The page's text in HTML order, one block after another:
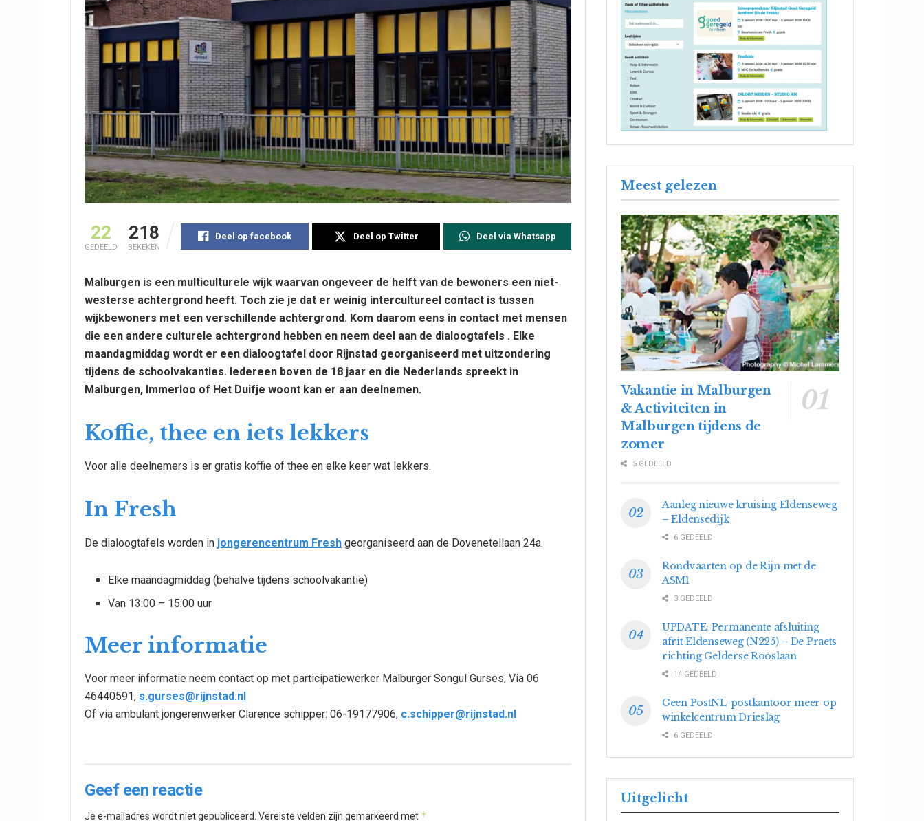
22
GEDEELD
218
BEKEKEN
Deel op facebook Deel op Twitter Deel via Whatsapp
Malburgen is een multiculturele wijk waarvan ongeveer de helft van de bewoners een niet-
westerse achtergrond heeft. Toch zie je dat er weinig intercultureel contact is tussen
wijkbewoners met een verschillende achtergrond. Kom daarom eens in contact met mensen
die een andere culturele achtergrond hebben en neem deel aan de dialoogtafels . Elke
maandagmiddag wordt er een dialoogtafel door Rijnstad georganiseerd met uitzondering
tijdens de schoolvakanties. Iedereen boven de 18 jaar en die Nederlands spreekt in
Malburgen, Immerloo of Het Duifje woont kan er aan deelnemen.
Koffie, thee en iets lekkers
Voor alle deelnemers is er gratis koffie of thee en elke keer wat lekkers.
In Fresh
De dialoogtafels worden in jongerencentrum Fresh georganiseerd aan de Dovenetellaan 24a.
Elke maandagmiddag (behalve tijdens schoolvakantie)
Van 13:00 – 15:00 uur
Meer informatie
Voor meer informatie neem contact op met participatiewerker Malburger Songul Gurses, Via 06
46440591, s.gurses@rijnstad.nl
Of via ambulant jongerenwerker Clarence schipper: 06-19177906, c.schipper@rijnstad.nl
Geef een reactie
Je e-mailadres wordt niet gepubliceerd. Vereiste velden zijn gemarkeerd met *
Meest gelezen
Vakantie in Malburgen
& Activiteiten in
Malburgen tijdens de
zomer
5 GEDEELD
Aanleg nieuwe kruising Eldenseweg
– Eldensedijk
6 GEDEELD
Rondvaarten op de Rijn met de
ASM1
3 GEDEELD
UPDATE: Permanente afsluiting
afrit Eldenseweg (N225) – De Praets
richting Gelderse Rooslaan
14 GEDEELD
Geen PostNL-postkantoor meer op
winkelcentrum Drieslag
6 GEDEELD
Uitgelicht